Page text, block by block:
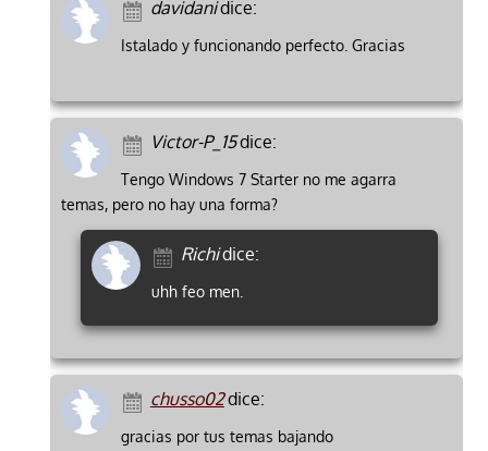
davidanidice:
Istalado y funcionando perfecto. Gracias
Victor-P_15dice:
Tengo Windows 7 Starter no me agarra
temas, pero no hay una forma?
Richidice:
uhh feo men.
chusso02dice:
gracias por tus temas bajando